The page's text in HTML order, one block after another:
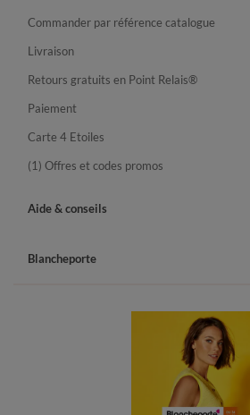
Commander par référence catalogue
Livraison
Retours gratuits en Point Relais®
Paiement
Carte 4 Etoiles
(1) Offres et codes promos
Aide & conseils
Blancheporte